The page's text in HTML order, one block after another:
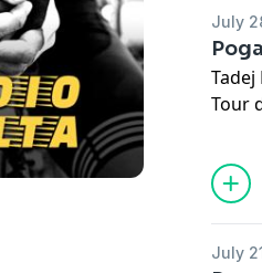
July
Tour
cinc
Volta
July